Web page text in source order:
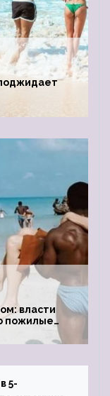
поджидает
власти
пожилые
5-